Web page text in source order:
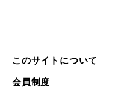
このサイトについて
会員制度